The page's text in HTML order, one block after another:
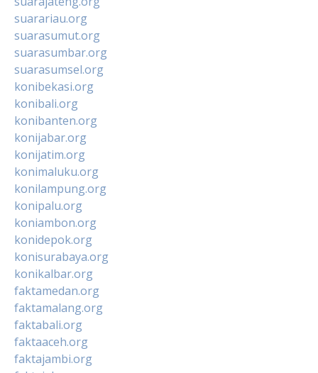
suarariau.org
suarasumut.org
suarasumbar.org
suarasumsel.org
konibekasi.org
konibali.org
konibanten.org
konijabar.org
konijatim.org
konimaluku.org
konilampung.org
konipalu.org
koniambon.org
konidepok.org
konisurabaya.org
konikalbar.org
faktamedan.org
faktamalang.org
faktabali.org
faktaaceh.org
faktajambi.org